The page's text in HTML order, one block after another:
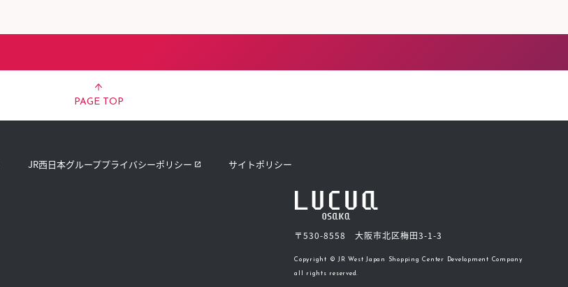
PAGE TOP
JR西日本グループプライバシーポリシー サイトポリシー
〒530-8558 大阪市北区梅田3-1-3
Copyright © JR West Japan Shopping Center Development Company
all rights reserved.